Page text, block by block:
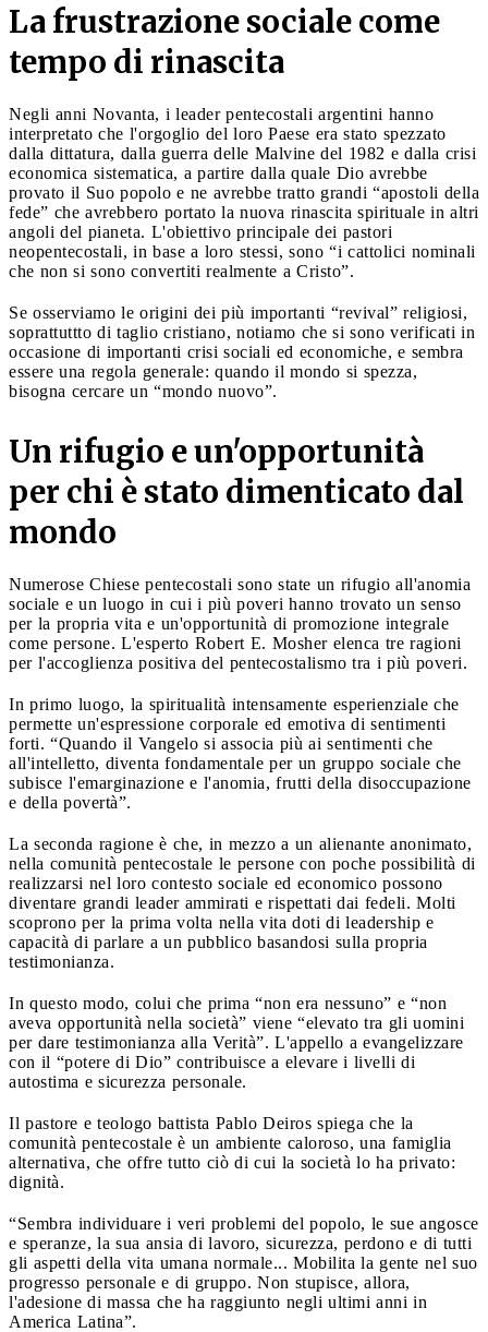
La frustrazione sociale come
tempo di rinascita
Negli anni Novanta, i leader pentecostali argentini hanno
interpretato che l'orgoglio del loro Paese era stato spezzato
dalla dittatura, dalla guerra delle Malvine del 1982 e dalla crisi
economica sistematica, a partire dalla quale Dio avrebbe
provato il Suo popolo e ne avrebbe tratto grandi “apostoli della
fede” che avrebbero portato la nuova rinascita spirituale in altri
angoli del pianeta. L'obiettivo principale dei pastori
neopentecostali, in base a loro stessi, sono “i cattolici nominali
che non si sono convertiti realmente a Cristo”.
Se osserviamo le origini dei più importanti “revival” religiosi,
soprattuttto di taglio cristiano, notiamo che si sono verificati in
occasione di importanti crisi sociali ed economiche, e sembra
essere una regola generale: quando il mondo si spezza,
bisogna cercare un “mondo nuovo”.
Un rifugio e un'opportunità
per chi è stato dimenticato dal
mondo
Numerose Chiese pentecostali sono state un rifugio all'anomia
sociale e un luogo in cui i più poveri hanno trovato un senso
per la propria vita e un'opportunità di promozione integrale
come persone. L'esperto Robert E. Mosher elenca tre ragioni
per l'accoglienza positiva del pentecostalismo tra i più poveri.
In primo luogo, la spiritualità intensamente esperienziale che
permette un'espressione corporale ed emotiva di sentimenti
forti. “Quando il Vangelo si associa più ai sentimenti che
all'intelletto, diventa fondamentale per un gruppo sociale che
subisce l'emarginazione e l'anomia, frutti della disoccupazione
e della povertà”.
La seconda ragione è che, in mezzo a un alienante anonimato,
nella comunità pentecostale le persone con poche possibilità di
realizzarsi nel loro contesto sociale ed economico possono
diventare grandi leader ammirati e rispettati dai fedeli. Molti
scoprono per la prima volta nella vita doti di leadership e
capacità di parlare a un pubblico basandosi sulla propria
testimonianza.
In questo modo, colui che prima “non era nessuno” e “non
aveva opportunità nella società” viene “elevato tra gli uomini
per dare testimonianza alla Verità”. L'appello a evangelizzare
con il “potere di Dio” contribuisce a elevare i livelli di
autostima e sicurezza personale.
Il pastore e teologo battista Pablo Deiros spiega che la
comunità pentecostale è un ambiente caloroso, una famiglia
alternativa, che offre tutto ciò di cui la società lo ha privato:
dignità.
“Sembra individuare i veri problemi del popolo, le sue angosce
e speranze, la sua ansia di lavoro, sicurezza, perdono e di tutti
gli aspetti della vita umana normale... Mobilita la gente nel suo
progresso personale e di gruppo. Non stupisce, allora,
l'adesione di massa che ha raggiunto negli ultimi anni in
America Latina”.